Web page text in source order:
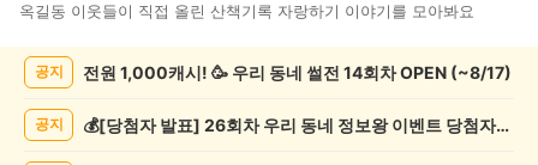
옥길동 이웃들이 직접 올린 산책기록 자랑하기 이야기를 모아봐요
공지 전원 1,000캐시! 🥳 우리 동네 썰전 14회차 OPEN (~8/17)
공지 💰[당첨자 발표] 26회차 우리 동네 정보왕 이벤트 당첨자를 발표합니다!